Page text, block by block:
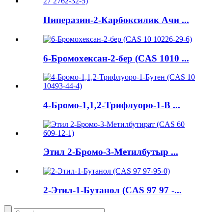
Пиперазин-2-Карбоксилик Ачи ...
6-Бромохексан-2-бер (CAS 1010 ...
4-Бромо-1,1,2-Трифлуоро-1-В ...
Этил 2-Бромо-3-Метилбутыр ...
2-Этил-1-Бутанол (CAS 97 97 -...